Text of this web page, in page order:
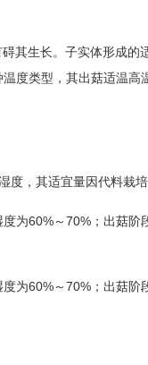
其生长。子实体形成的
度类型，其出菇适温高
，其适宜量因代料栽
度为60% ～ 70% ；出菇阶
度为60% ～ 70% ；出菇阶